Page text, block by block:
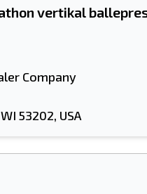
vertikal
Company
53202, USA